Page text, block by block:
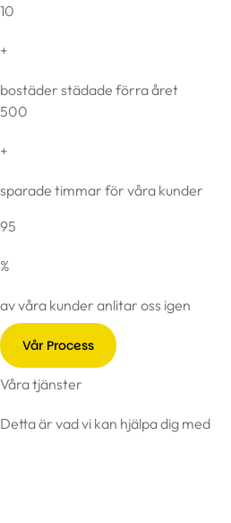
10
+
bostäder städade förra året
500
+
sparade timmar för våra kunder
95
%
av våra kunder anlitar oss igen
Vår Process
Våra tjänster
Detta är vad vi kan hjälpa dig med